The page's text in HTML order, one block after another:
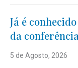
Já é
da
5 de Agosto, 2026